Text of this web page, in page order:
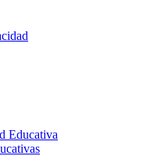
Educativa